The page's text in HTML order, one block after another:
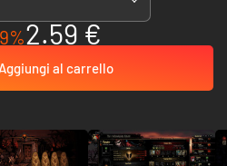
2.59 €
al carrello